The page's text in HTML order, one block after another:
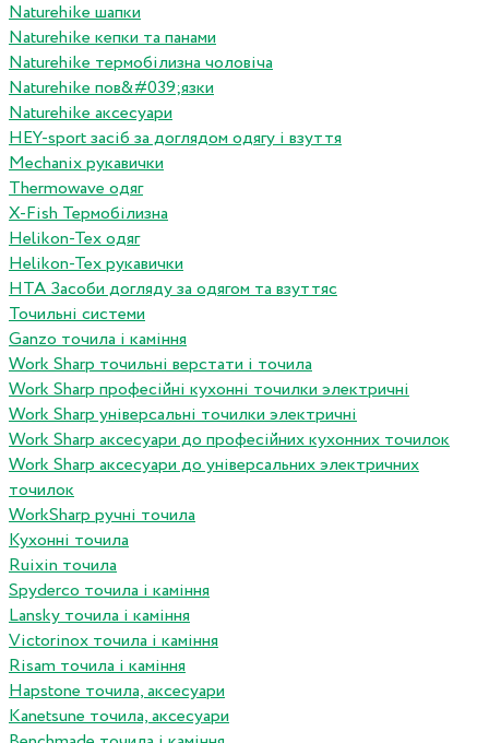
Naturehike шапки
Naturehike кепки та панами
Naturehike термобілизна чоловіча
Naturehike пов&#039;язки
Naturehike аксесуари
HEY-sport засіб за доглядом одягу і взуття
Mechanix рукавички
Thermowave одяг
X-Fish Термобілизна
Helikon-Tex одяг
Helikon-Tex рукавички
HTA Засоби догляду за одягом та взуттяс
Точильні системи
Ganzo точила і каміння
Work Sharp точильні верстати і точила
Work Sharp професiйнi кухоннi точилки электричнi
Work Sharp унiверсальнi точилки электричнi
Work Sharp аксесуари до професiйних кухонних точилок
Work Sharp аксесуари до унiверсальних электричних
точилок
WorkSharp ручні точила
Кухонні точила
Ruixin точила
Spyderco точила і каміння
Lansky точила і каміння
Victorinox точила і каміння
Risam точила і каміння
Hapstone точила, аксесуари
Kanetsune точила, аксесуари